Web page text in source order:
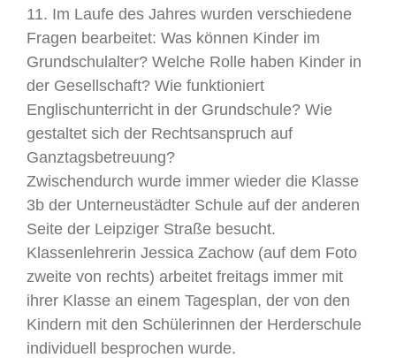
11. Im Laufe des Jahres wurden verschiedene
Fragen bearbeitet: Was können Kinder im
Grundschulalter? Welche Rolle haben Kinder in
der Gesellschaft? Wie funktioniert
Englischunterricht in der Grundschule? Wie
gestaltet sich der Rechtsanspruch auf
Ganztagsbetreuung?
Zwischendurch wurde immer wieder die Klasse
3b der Unterneustädter Schule auf der anderen
Seite der Leipziger Straße besucht.
Klassenlehrerin Jessica Zachow (auf dem Foto
zweite von rechts) arbeitet freitags immer mit
ihrer Klasse an einem Tagesplan, der von den
Kindern mit den Schülerinnen der Herderschule
individuell besprochen wurde.